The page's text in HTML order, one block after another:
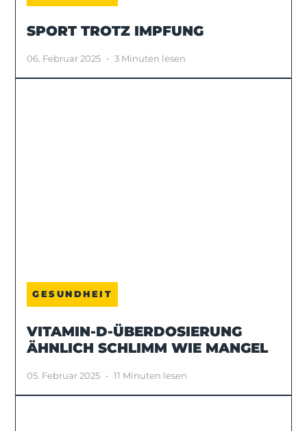
SPORT TROTZ IMPFUNG
06. Februar 2025 • 3 Minuten lesen
GESUNDHEIT
VITAMIN-D-ÜBERDOSIERUNG
ÄHNLICH SCHLIMM WIE MANGEL
05. Februar 2025 • 11 Minuten lesen